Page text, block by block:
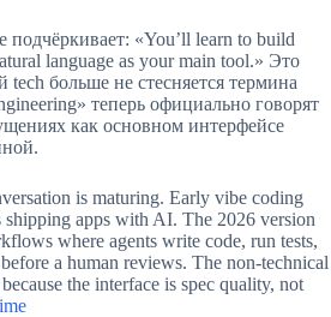
«You’ll learn to build
language as your main tool.» Это
больше не стесняется термина
теперь официально говорят
как основном интерфейсе
is maturing. Early vibe coding
shipping apps with AI. The 2026 version
where agents write code, run tests,
a human reviews. The non-technical
the interface is spec quality, not